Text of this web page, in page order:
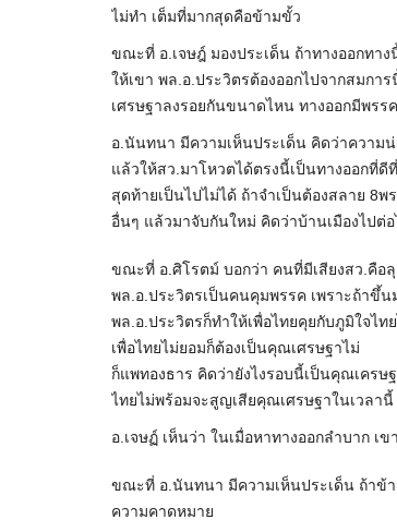
ไม่ทำ เต็มที่มากสุดคือข้ามขั้ว
ขณะที่ อ.เจษฎ์ มองประเด็น ถ้าทางออกทา
ให้เขา พล.อ.ประวิตรต้องออกไปจากสม
เศรษฐาลงรอยกันขนาดไหน ทางออกมีพร
อ.นันทนา มีความเห็นประเด็น คิดว่าความ
แล้วให้สว.มาโหวตได้ตรงนี้เป็นทางออกที่
สุดท้ายเป็นไปไม่ได้ ถ้าจำเป็นต้องสลาย 8พ
อื่นๆ แล้วมาจับกันใหม่ คิดว่าบ้านเมืองไปต่อ
ขณะที่ อ.ศิโรตม์ บอกว่า คนที่มีเสียงสว.คือลุ
พล.อ.ประวิตรเป็นคนคุมพรรค เพราะถ้าขึ้น
พล.อ.ประวิตรก็ทำให้เพื่อไทยคุยกับภูมิใจไ
เพื่อไทยไม่ยอมก็ต้องเป็นคุณเศรษฐาไม่
ก็แพทองธาร คิดว่ายังไงรอบนี้เป็นคุณเครษ
ไทยไม่พร้อมจะสูญเสียคุณเศรษฐาในเวลานี้
อ.เจษฏ์ เห็นว่า ในเมื่อหาทางออกลำบาก เ
ขณะที่ อ.นันทนา มีความเห็นประเด็น ถ้าข้
ความคาดหมาย